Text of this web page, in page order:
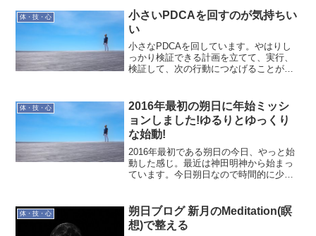
理解し、キーワードを見つける』です。
（このブログ...
体・技・心
小さいPDCAを回すのが気持ちい
い
小さなPDCAを回しています。やはりし
っかり検証できる計画を立てて、実行、
検証して、次の行動につなげることが良
だと検証ができないということになりま
す。実施に立てた計画に...
体・技・心
2016年最初の朔日に年始ミッシ
ョンしました!ゆるりとゆっくり
な始動!
2016年最初である朔日の今日、やっと始
動した感じ。最近は神田明神から始まっ
ています。今日朔日なので時間的に少し
感じではなく、早々に引き上げました。
そこで以前より行きた...
体・技・心
朔日ブログ 新月のMeditation(瞑
想)で整える